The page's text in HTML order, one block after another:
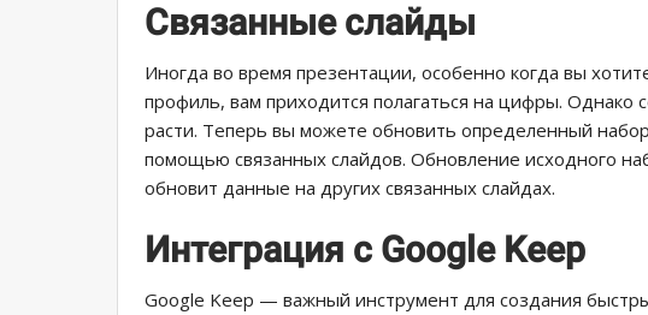
Связанные слайды
Иногда во время презентации, особенно когда вы
профиль, вам приходится полагаться на цифры.
расти. Теперь вы можете обновить определенный
помощью связанных слайдов. Обновление исходного
обновит данные на других связанных слайдах.
Интеграция с Google Keep
Google Keep — важный инструмент для создания